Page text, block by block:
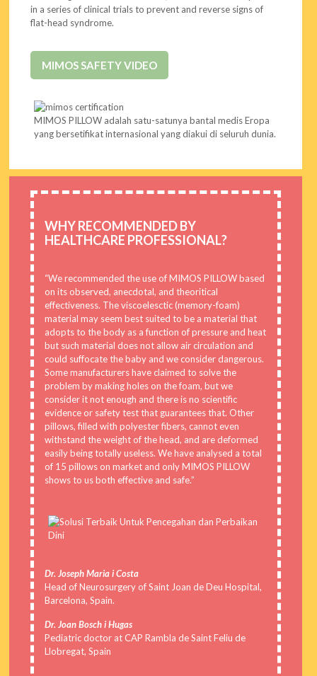
in a series of clinical trials to prevent and reverse signs of
flat-head syndrome.
MIMOS SAFETY VIDEO
MIMOS PILLOW adalah satu-satunya bantal medis Eropa
yang bersetifikat internasional yang diakui di seluruh dunia.
WHY RECOMMENDED BY
HEALTHCARE PROFESSIONAL?
“We recommended the use of MIMOS PILLOW based
on its observed, anecdotal, and theoritical
effectiveness. The viscoelesctic (memory-foam)
material may seem best suited to be a material that
adopts to the body as a function of pressure and heat
but such material does not allow air circulation and
could suffocate the baby and we consider dangerous.
Some manufacturers have claimed to solve the
problem by making holes on the foam, but we
consider it not enough and there is no scientific
evidence or safety test that guarantees that. Other
pillows, filled with polyester fibers, cannot even
withstand the weight of the head, and are deformed
easily being totally useless. We have analysed a total
of 15 pillows on market and only MIMOS PILLOW
shows to us both effective and safe.”
Dr. Joseph Maria i Costa
Head of Neurosurgery of Saint Joan de Deu Hospital,
Barcelona, Spain.
Dr. Joan Bosch i Hugas
Pediatric doctor at CAP Rambla de Saint Feliu de
Llobregat, Spain